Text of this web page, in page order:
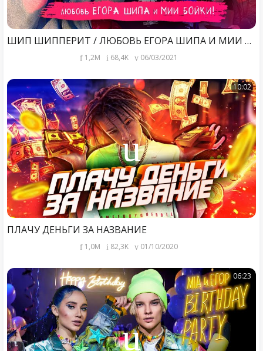
ШИП ШИППЕРИТ / ЛЮБОВЬ ЕГОРА ШИПА И МИИ БОЙКИ! РАЗОБЛАЧЕНИЕ КАГРАМАНОВА
1,2M 68,4K 06/03/2021
10:02
ПЛАЧУ ДЕНЬГИ ЗА НАЗВАНИЕ
1,0M 82,3K 01/10/2020
06:23